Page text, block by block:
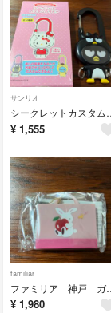
サンリオ
シークレッ
¥ 1,555
familiar
ファミ
¥ 1,980